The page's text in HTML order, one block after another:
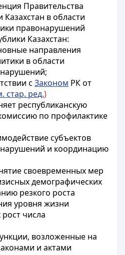
Правительства
Казахстан в области
правонарушений
Казахстан:
направления
в области
с Законом РК от
стар. ред.)
республиканскую
по профилактике
субъектов
и координацию
своевременных мер
демографических
резкого роста
уровня жизни
числа
возложенные на
и актами